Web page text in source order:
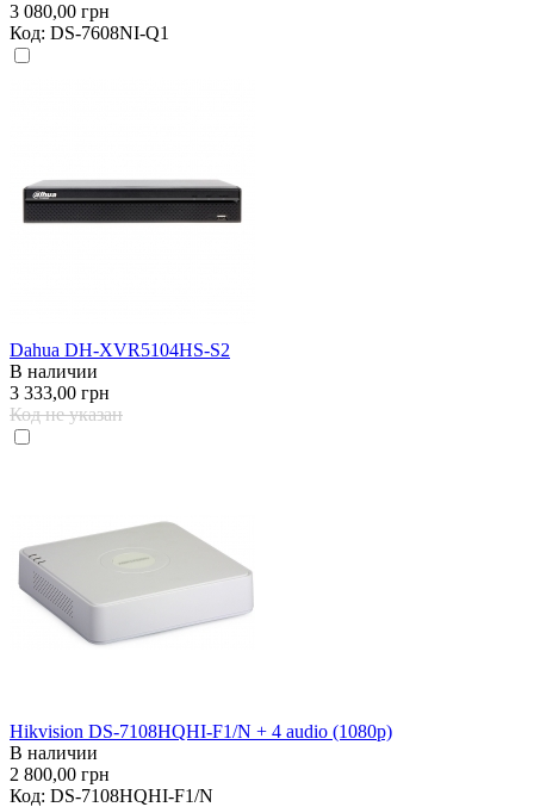
3 080,00 грн
Код: DS-7608NI-Q1
Dahua DH-XVR5104HS-S2
В наличии
3 333,00 грн
Код не указан
Hikvision DS-7108HQHI-F1/N + 4 audio (1080p)
В наличии
2 800,00 грн
Код: DS-7108HQHI-F1/N